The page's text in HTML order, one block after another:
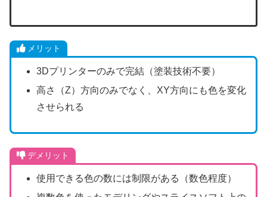
メリット
3Dプリンターのみで完結（塗装技術不要）
高さ（Z）方向のみでなく、XY方向にも色を変化
させられる
デメリット
使用できる色の数には制限がある（数色程度）